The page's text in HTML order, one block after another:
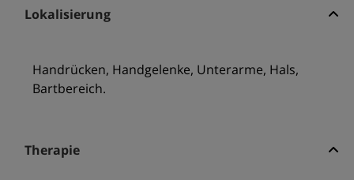
Lokalisierung
Handrücken, Handgelenke, Unterarme, Hals,
Bartbereich.
Therapie